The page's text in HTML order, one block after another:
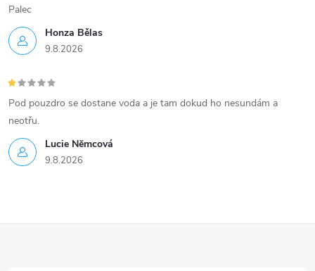
Honza Bělas
9.8.2026
Palec
Lucie Nĕmcová
9.8.2026
Pod pouzdro se dostane voda a je tam dokud ho nesundám a
neotřu.